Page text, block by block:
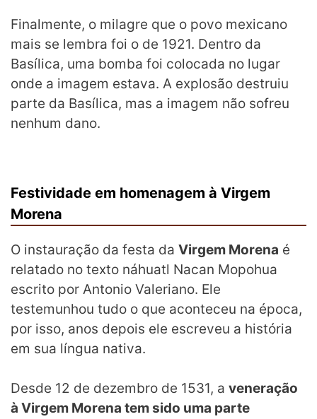
Finalmente, o milagre que o povo mexicano
mais se lembra foi o de 1921. Dentro da
Basílica, uma bomba foi colocada no lugar
onde a imagem estava. A explosão destruiu
parte da Basílica, mas a imagem não sofreu
nenhum dano.
Festividade em homenagem à Virgem
Morena
O instauração da festa da Virgem Morena é
relatado no texto náhuatl Nacan Mopohua
escrito por Antonio Valeriano. Ele
testemunhou tudo o que aconteceu na época,
por isso, anos depois ele escreveu a história
em sua língua nativa.
Desde 12 de dezembro de 1531, a veneração
à Virgem Morena tem sido uma parte